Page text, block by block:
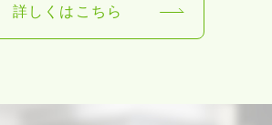
詳しくはこちら